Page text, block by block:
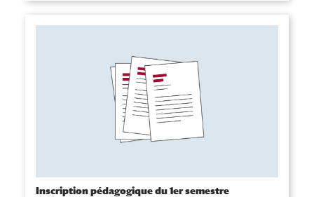
Inscription pédagogique du 1er semestre